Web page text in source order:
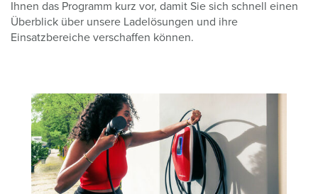
Ihnen das Programm kurz vor, damit Sie sich schnell einen
Überblick über unsere Ladelösungen und ihre
Einsatzbereiche verschaffen können.